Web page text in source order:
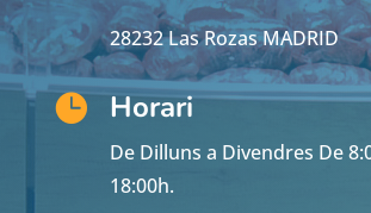
28232 Las Rozas MADRID
 Horari
De Dilluns a Divendres De
18:00h.